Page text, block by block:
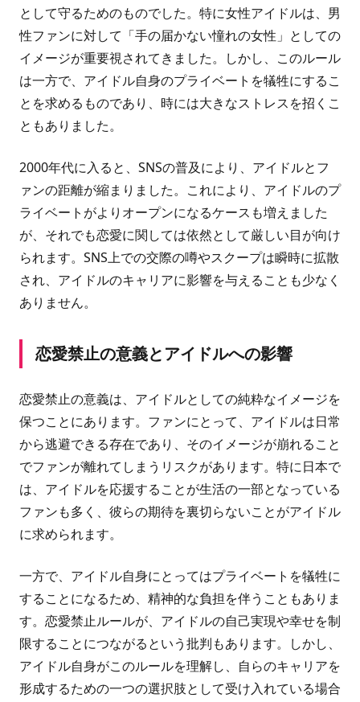
として守るためのものでした。特に女性アイドルは、男
性ファンに対して「手の届かない憧れの女性」としての
イメージが重要視されてきました。しかし、このルール
は一方で、アイドル自身のプライベートを犠牲にするこ
とを求めるものであり、時には大きなストレスを招くこ
ともありました。
2000年代に入ると、SNSの普及により、アイドルとフ
ァンの距離が縮まりました。これにより、アイドルのプ
ライベートがよりオープンになるケースも増えました
が、それでも恋愛に関しては依然として厳しい目が向け
られます。SNS上での交際の噂やスクープは瞬時に拡散
され、アイドルのキャリアに影響を与えることも少なく
ありません。
恋愛禁止の意義とアイドルへの影響
恋愛禁止の意義は、アイドルとしての純粋なイメージを
保つことにあります。ファンにとって、アイドルは日常
から逃避できる存在であり、そのイメージが崩れること
でファンが離れてしまうリスクがあります。特に日本で
は、アイドルを応援することが生活の一部となっている
ファンも多く、彼らの期待を裏切らないことがアイドル
に求められます。
一方で、アイドル自身にとってはプライベートを犠牲に
することになるため、精神的な負担を伴うこともありま
す。恋愛禁止ルールが、アイドルの自己実現や幸せを制
限することにつながるという批判もあります。しかし、
アイドル自身がこのルールを理解し、自らのキャリアを
形成するための一つの選択肢として受け入れている場合